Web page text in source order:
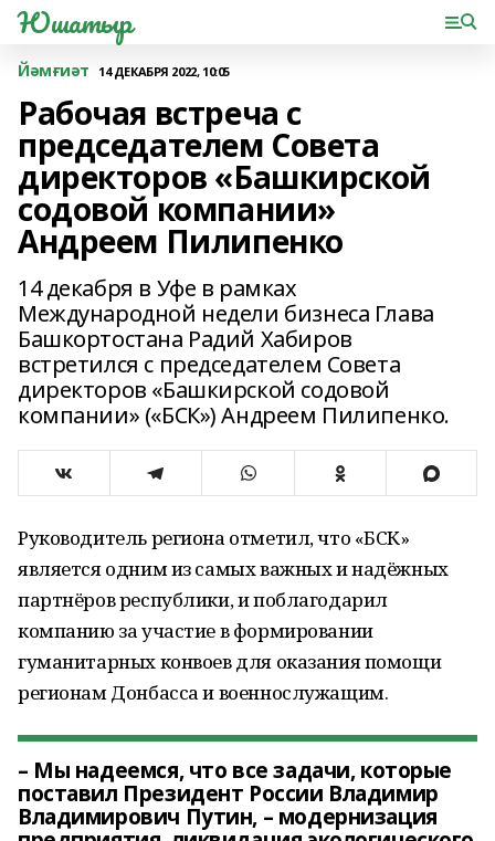
Юшатыр
Йәмғиәт 14 ДЕКАБРЯ 2022, 10:05
Рабочая встреча с
председателем Совета
директоров «Башкирской
содовой компании»
Андреем Пилипенко
14 декабря в Уфе в рамках
Международной недели бизнеса Глава
Башкортостана Радий Хабиров
встретился с председателем Совета
директоров «Башкирской содовой
компании» («БСК») Андреем Пилипенко.
Руководитель региона отметил, что «БСК»
является одним из самых важных и надёжных
партнёров республики, и поблагодарил
компанию за участие в формировании
гуманитарных конвоев для оказания помощи
регионам Донбасса и военнослужащим.
– Мы надеемся, что все задачи, которые
поставил Президент России Владимир
Владимирович Путин, – модернизация